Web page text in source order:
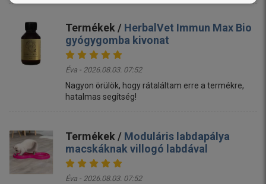
Termékek / HerbalVet Immun Max Bio
gyógygomba kivonat
Éva - 2026.08.03. 07:52
Nagyon örülök, hogy rátaláltam erre a termékre,
hatalmas segítség!
Termékek / Moduláris labdapálya
macskáknak villogó labdával
Éva - 2026.08.03. 07:52